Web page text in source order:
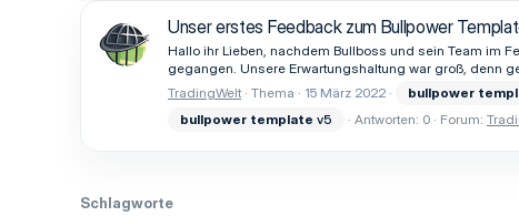
Unser erstes Feedback zum Bullpower
Hallo ihr Lieben, nachdem Bullboss und sein Team im
gegangen. Unsere Erwartungshaltung war groß, denn
TradingWelt Thema 15 März 2022 bullpower
bullpower template v5 Antworten: 0 Forum:
Schlagworte